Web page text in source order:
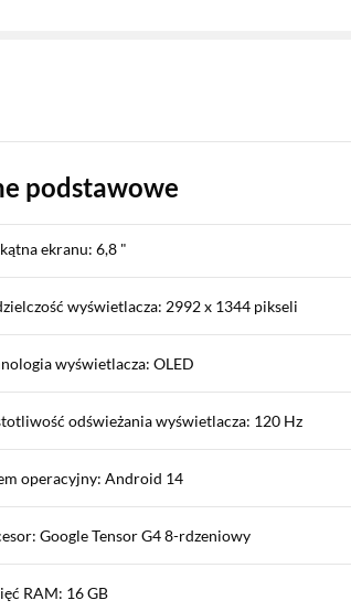
podstawowe
ekranu: 6,8 "
wyświetlacza: 2992 x 1344 pikseli
wyświetlacza: OLED
odświeżania wyświetlacza: 120 Hz
operacyjny: Android 14
Google Tensor G4 8-rdzeniowy
RAM: 16 GB